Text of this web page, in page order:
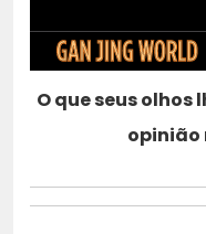
O que seus
opinião